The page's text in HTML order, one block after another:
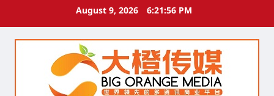
August 9, 2026 6:21:57 PM